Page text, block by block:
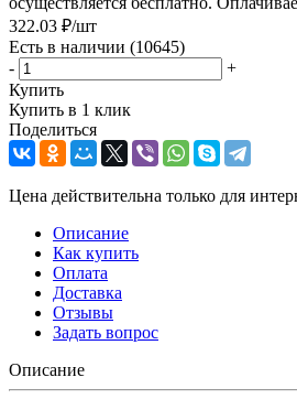
322.03 ₽/шт
Есть в наличии (10645)
-
+
Купить
Купить в 1 клик
Поделиться
Цена действительна только для
Описание
Как купить
Оплата
Доставка
Отзывы
Задать вопрос
Описание